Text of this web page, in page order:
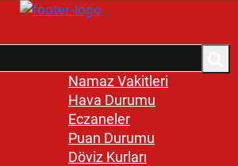
Namaz Vakitleri
Hava Durumu
Eczaneler
Puan Durumu
Döviz Kurları